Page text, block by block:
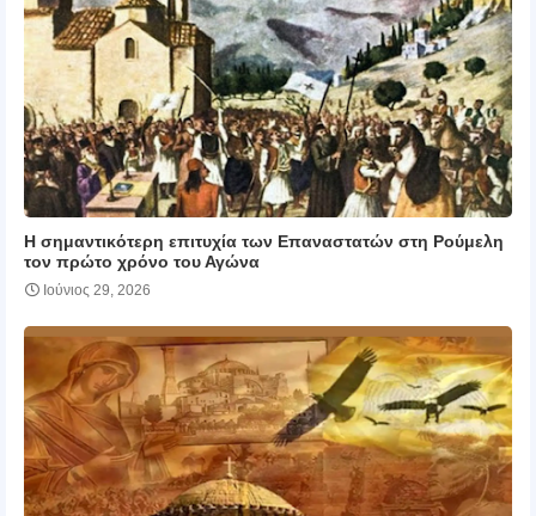
Η σημαντικότερη επιτυχία των Επαναστατών στη Ρούμελη
τον πρώτο χρόνο του Αγώνα
Ιούνιος 29, 2026